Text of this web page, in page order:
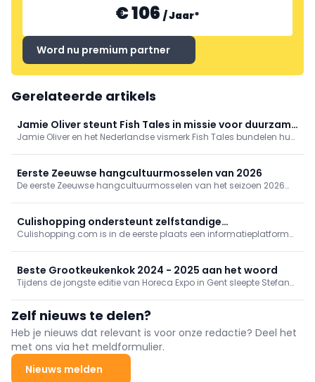
€ 106 /Jaar*
Word nu premium partner
Gerelateerde artikels
Jamie Oliver steunt Fish Tales in missie voor duurzame
vis
Jamie Oliver en het Nederlandse vismerk Fish Tales bundelen hun
Eerste Zeeuwse hangcultuurmosselen van 2026
De eerste Zeeuwse hangcultuurmosselen van het seizoen 2026
Culishopping ondersteunt zelfstandige
voedingsspeciaalzaken
Culishopping.com is in de eerste plaats een informatieplatform
Beste Grootkeukenkok 2024 - 2025 aan het woord
Tijdens de jongste editie van Horeca Expo in Gent sleepte Stefan
beleving en nieuwe ervaringen”, zegt hij.
Zelf nieuws te delen?
Heb je nieuws dat relevant is voor onze redactie? Deel het
met ons via het meldformulier.
Nieuws melden